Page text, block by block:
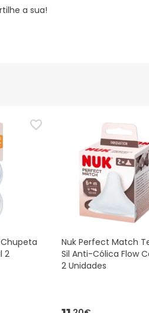
a sua!
2
Nuk Perfect Match
Sil Anti-Cólica Flow
2 Unidades